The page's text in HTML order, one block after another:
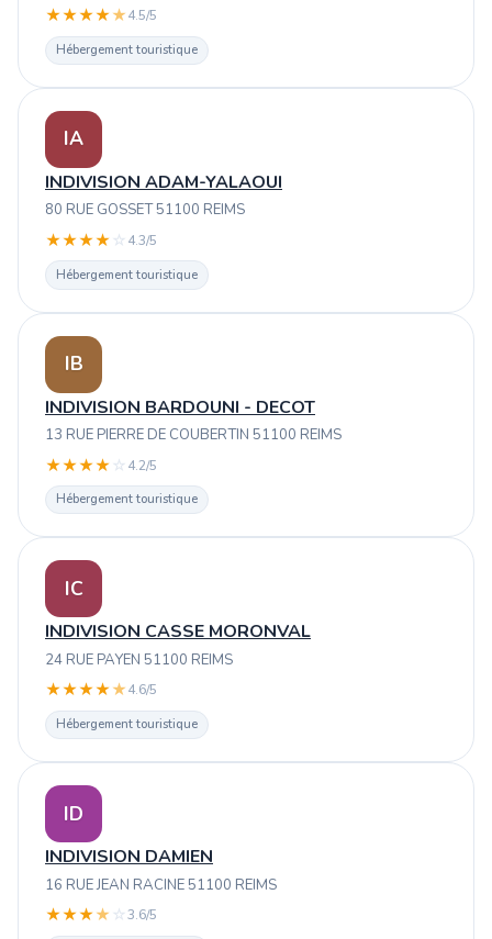
★★★★★4.5/5
Hébergement touristique
IA
INDIVISION ADAM-YALAOUI
80 RUE GOSSET 51100 REIMS
★★★★ ☆ 4.3/5
Hébergement touristique
IB
INDIVISION BARDOUNI - DECOT
13 RUE PIERRE DE COUBERTIN 51100 REIMS
★★★★ ☆ 4.2/5
Hébergement touristique
IC
INDIVISION CASSE MORONVAL
24 RUE PAYEN 51100 REIMS
★★★★★4.6/5
Hébergement touristique
ID
INDIVISION DAMIEN
16 RUE JEAN RACINE 51100 REIMS
★★★★ ☆3.6/5